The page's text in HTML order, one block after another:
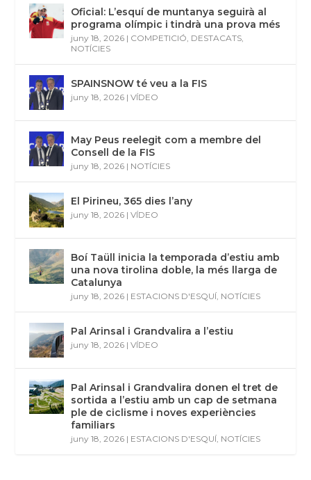
Oficial: L’esquí de muntanya seguirà al
programa olímpic i tindrà una prova més
juny 18, 2026 | COMPETICIÓ DESTACATS
NOTÍCIES
SPAINSNOW té veu a la FIS
juny 18, 2026 |VÍDEO
May Peus reelegit com a membre del
Consell de la FIS
juny 18, 2026 | NOTÍCIES
El Pirineu, 365 dies l’any
juny 18, 2026 |VÍDEO
Boí Taüll inicia la temporada d’estiu amb
una nova tirolina doble, la més llarga de
Catalunya
juny 18, 2026 | ESTACIONS D'ESQUÍ NOTÍCIES
Pal Arinsal i Grandvalira a l’estiu
juny 18, 2026 |VÍDEO
Pal Arinsal i Grandvalira donen el tret de
sortida a l’estiu amb un cap de setmana
ple de ciclisme i noves experiències
familiars
juny 18, 2026 | ESTACIONS D'ESQUÍ NOTÍCIES